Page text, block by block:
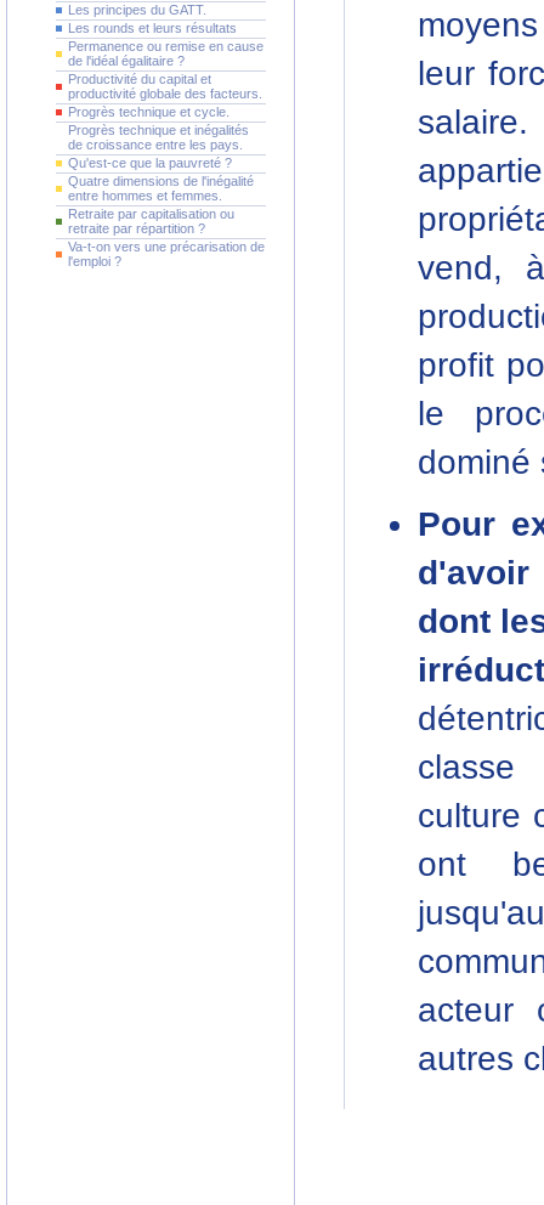
Les principes du GATT.
Les rounds et leurs résultats
Permanence ou remise en cause
de l'idéal égalitaire ?
Productivité du capital et
productivité globale des facteurs.
Progrès technique et cycle.
Progrès technique et inégalités
de croissance entre les pays.
Qu'est-ce que la pauvreté ?
Quatre dimensions de l'inégalité
entre hommes et femmes.
Retraite par capitalisation ou
retraite par répartition ?
Va-t-on vers une précarisation de
l'emploi ?
leur
vend,
profit
le
dominé
Pour
d'avoir
dont
classe
culture
ont
acteur
autres